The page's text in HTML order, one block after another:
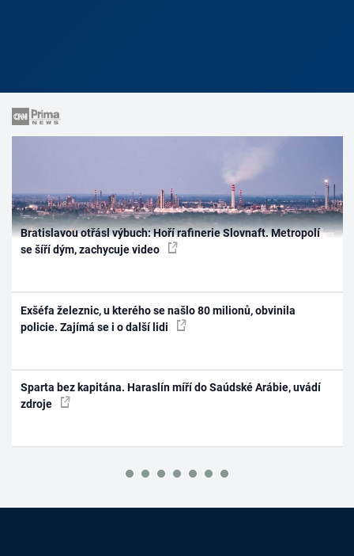
Bratislavou otřásl výbuch: Hoří rafinerie Slovnaft. Metropolí
se šíří dým, zachycuje video
Exšéfa železnic, u kterého se našlo 80 milionů, obvinila
policie. Zajímá se i o další lidi
Sparta bez kapitána. Haraslín míří do Saúdské Arábie, uvádí
zdroje